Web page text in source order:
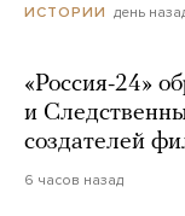
ИСТОРИИ день
«Россия-24»
и
создателей
6 часов назад